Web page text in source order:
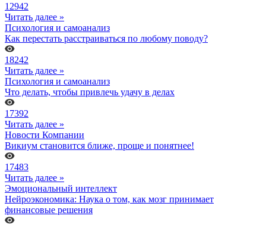
12942
Читать далее »
Психология и самоанализ
Как перестать расстраиваться по любому поводу?
18242
Читать далее »
Психология и самоанализ
Что делать, чтобы привлечь удачу в делах
17392
Читать далее »
Новости Компании
Викиум становится ближе, проще и понятнее!
17483
Читать далее »
Эмоциональный интеллект
Нейроэкономика: Наука о том, как мозг принимает
финансовые решения